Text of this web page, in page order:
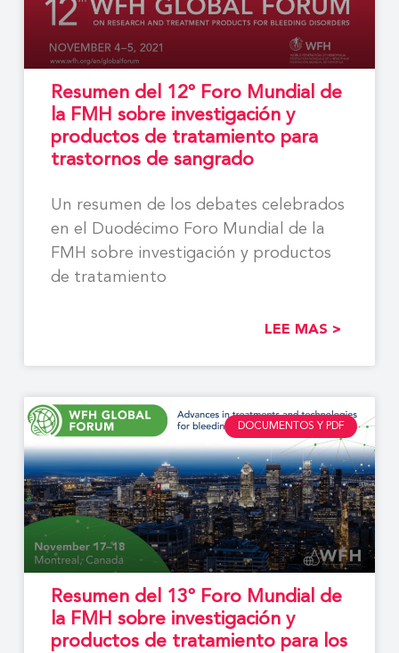
Resumen del 12º Foro Mundial de
la FMH sobre investigación y
productos de tratamiento para
trastornos de sangrado
Un resumen de los debates celebrados
en el Duodécimo Foro Mundial de la
FMH sobre investigación y productos
de tratamiento
LEE MAS >
DOCUMENTOS Y PDF
Resumen del 13º Foro Mundial de
la FMH sobre investigación y
productos de tratamiento para los